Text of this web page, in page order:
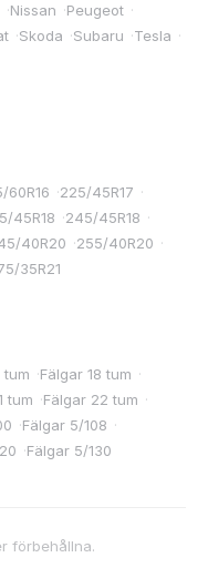
·Nissan ·Peugeot ·
·Skoda ·Subaru ·Tesla ·
60R16 ·225/45R17 ·
45R18 ·245/45R18 ·
40R20 ·255/40R20 ·
35R21
tum ·Fälgar 18 tum ·
tum ·Fälgar 22 tum ·
·Fälgar 5/108 ·
·Fälgar 5/130
förbehållna.